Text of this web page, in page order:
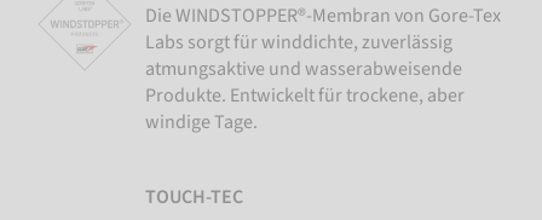
Die WINDSTOPPER®-Membran von Gore-Tex
Labs sorgt für winddichte, zuverlässig
atmungsaktive und wasserabweisende
Produkte. Entwickelt für trockene, aber
windige Tage.
TOUCH-TEC